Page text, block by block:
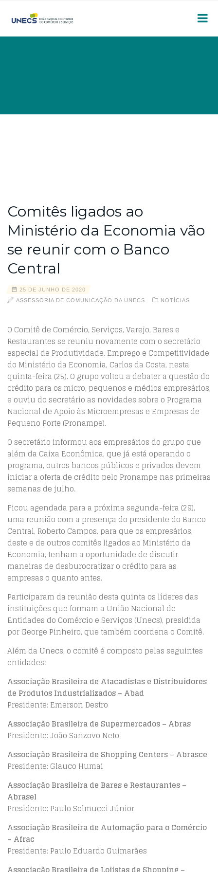
Comitês ligados ao
Ministério da Economia vão
se reunir com o Banco
Central
25 DE JUNHO DE 2020
ASSESSORIA DE COMUNICAÇÃO DA UNECS
NOTÍCIAS
O Comitê de Comércio, Serviços, Varejo, Bares e
Restaurantes se reuniu novamente com o secretário
especial de Produtividade, Emprego e Competitividade
do Ministério da Economia, Carlos da Costa, nesta
quinta-feira (25). O grupo voltou a debater a questão do
crédito para os micro, pequenos e médios empresários,
e ouviu do secretário as novidades sobre o Programa
Nacional de Apoio às Microempresas e Empresas de
Pequeno Porte (Pronampe).
O secretário informou aos empresários do grupo que
além da Caixa Econômica, que já está operando o
programa, outros bancos públicos e privados devem
iniciar a oferta de crédito pelo Pronampe nas primeiras
semanas de julho.
Ficou agendada para a próxima segunda-feira (29),
uma reunião com a presença do presidente do Banco
Central, Roberto Campos, para que os empresários,
deste e de outros comitês ligados ao Ministério da
Economia, tenham a oportunidade de discutir
maneiras de desburocratizar o crédito para as
empresas o quanto antes.
Participaram da reunião desta quinta os líderes das
instituições que formam a União Nacional de
Entidades do Comércio e Serviços (Unecs), presidida
por George Pinheiro, que também coordena o Comitê.
Além da Unecs, o comitê é composto pelas seguintes
entidades:
Associação Brasileira de Atacadistas e Distribuidores
de Produtos Industrializados – Abad
Presidente: Emerson Destro
Associação Brasileira de Supermercados – Abras
Presidente: João Sanzovo Neto
Associação Brasileira de Shopping Centers – Abrasce
Presidente: Glauco Humai
Associação Brasileira de Bares e Restaurantes –
Abrasel
Presidente: Paulo Solmucci Júnior
Associação Brasileira de Automação para o Comércio
– Afrac
Presidente: Paulo Eduardo Guimarães